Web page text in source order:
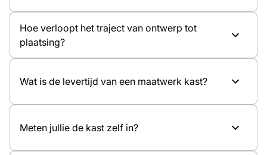
Afmetingen van de kast
Type deuren, zoals draaideuren of schuifdeuren
Eventuele verlichting
Hoe verloopt het traject van ontwerp tot
plaatsing?
Inmeten en professionele montage
Wat is de levertijd van een maatwerk kast?
Meten jullie de kast zelf in?